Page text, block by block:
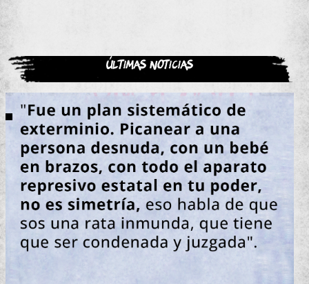
Últimas noticias